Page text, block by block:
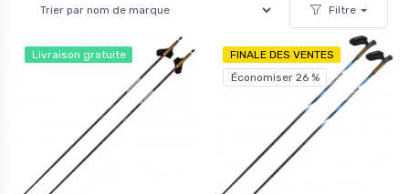
Filtre
Livraison gratuite
FINALE DES VENTES
Économiser 26 %